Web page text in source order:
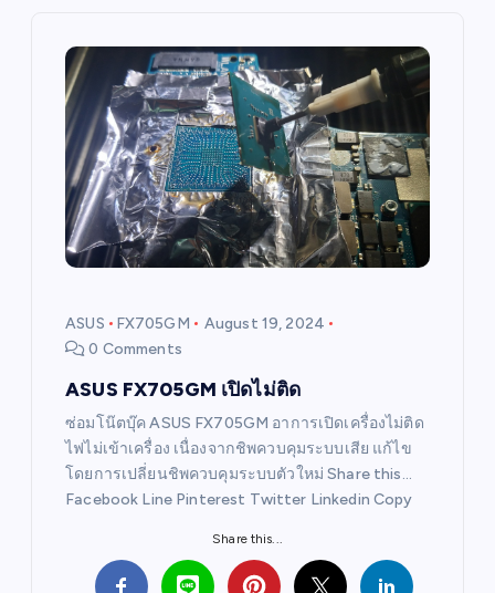
ASUS FX705GM
August 19, 2024
0 Comments
ASUS FX705GM เปิดไม่ติด
ซ่อมโน๊ตบุ๊ค ASUS FX705GM อาการเปิดเครื่องไม่ติด
ไฟไม่เข้าเครื่อง เนื่องจากชิพควบคุมระบบเสีย แก้ไข
โดยการเปลี่ยนชิพควบคุมระบบตัวใหม่ Share this…
Facebook Line Pinterest Twitter Linkedin Copy
Share this...